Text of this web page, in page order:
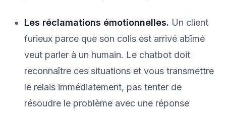
Les réclamations émotionnelles. Un client
furieux parce que son colis est arrivé abîmé
veut parler à un humain. Le chatbot doit
reconnaître ces situations et vous transmettre
le relais immédiatement, pas tenter de
résoudre le problème avec une réponse